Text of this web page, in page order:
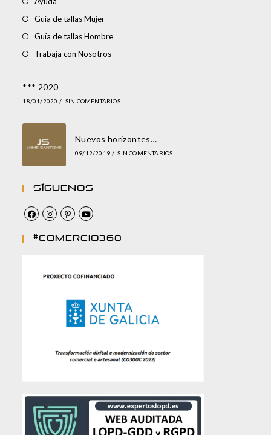
Guía de tallas Mujer
Guía de tallas Hombre
Trabaja con Nosotros
*** 2020
18/01/2020 / SIN COMENTARIOS
Nuevos horizontes…
09/12/2019 / SIN COMENTARIOS
Síguenos
#comercio360